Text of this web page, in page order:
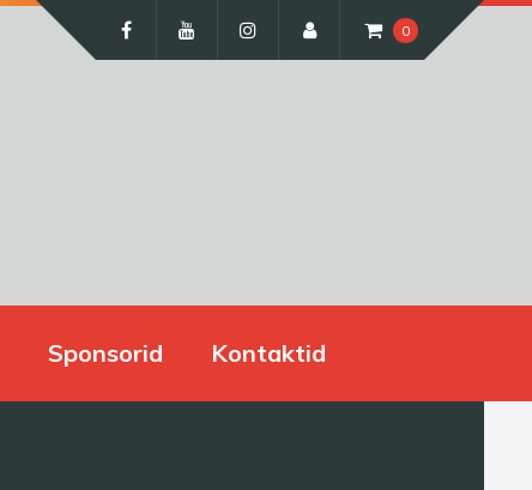
0
Sponsorid Kontaktid